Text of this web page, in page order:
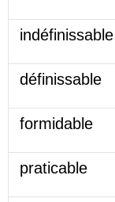
indéfinissable
définissable
formidable
praticable